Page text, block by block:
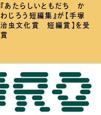
『あたらしいともだち か
わじろう短編集』が【手塚
治虫文化賞 短編賞】を受
賞